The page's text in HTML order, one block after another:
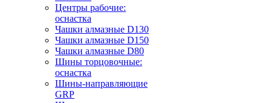
Центры рабочие:
оснастка
Чашки алмазные D130
Чашки алмазные D150
Чашки алмазные D80
Шины торцовочные:
оснастка
Шины-направляющие
GRP